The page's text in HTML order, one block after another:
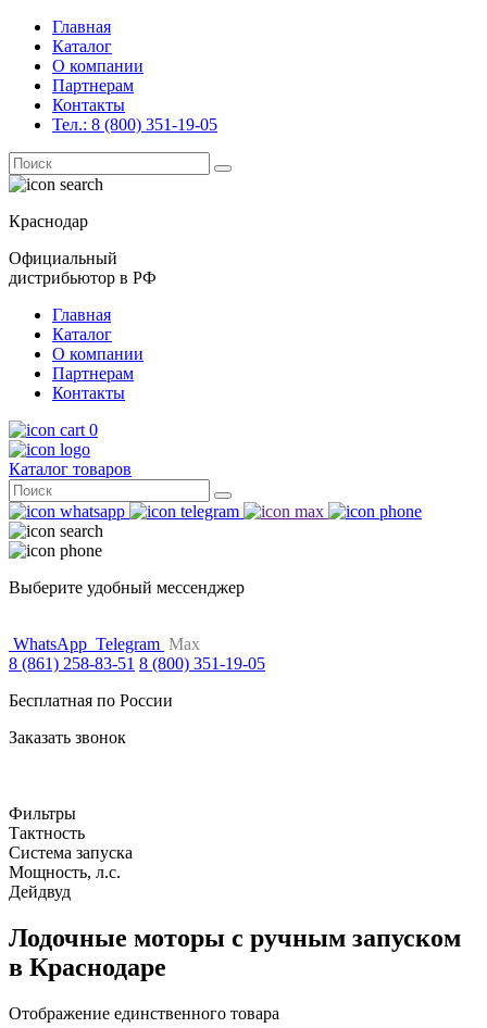
Главная
Каталог
О компании
Партнерам
Контакты
Тел.: 8 (800) 351-19-05
Поиск
for:
Краснодар
Официальный
дистрибьютор в РФ
Главная
Каталог
О компании
Партнерам
Контакты
0
Каталог товаров
Поиск
for:
Выберите удобный мессенджер
WhatsApp Telegram Max
8 (861) 258-83-51 8 (800) 351-19-05
Бесплатная по России
Заказать звонок
Фильтры
Тактность
Система запуска
Мощность, л.с.
Дейдвуд
Лодочные моторы с ручным запуском
в Краснодаре
Отображение единственного товара